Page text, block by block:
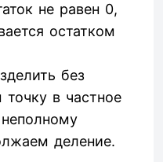
не равен 0,
остатком
без
точку в частное
деление.